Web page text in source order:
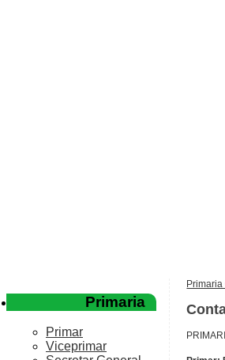
Primaria
Primar
Viceprimar